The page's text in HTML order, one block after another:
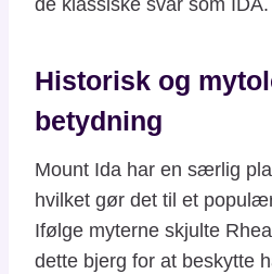
de klassiske svar som IDA.
Historisk og
betydning
Mount Ida har en særlig
hvilket gør det til et
Ifølge myterne skjulte
dette bjerg for at beskytte